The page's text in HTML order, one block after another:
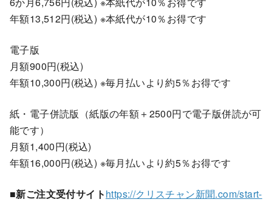
年額13,512円(税込) ※本紙代が10％お得です
電子版
月額900円(税込)
年額10,300円(税込) ※毎月払いより約5％お得です
紙・電子併読版（紙版の年額＋2500円で電子版併読が可
能です）
月額1,400円(税込)
年額16,000円(税込) ※毎月払いより約5％お得です
■新ご注文受付サイトhttps://クリスチャン新聞.com/start-